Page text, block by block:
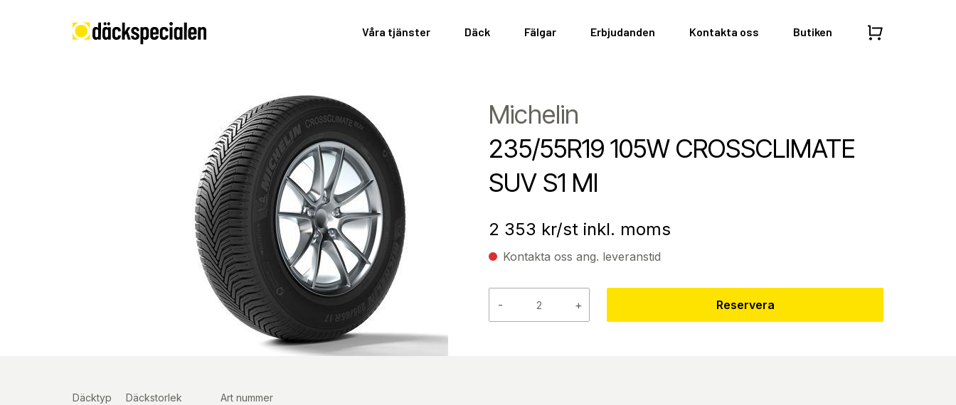
Våra tjänster Däck Fälgar Erbjudanden Kontakta oss Butiken
Michelin
235/55R19 105W CROSSCLIMATE
SUV S1 MI
2 353 kr/st inkl. moms
Kontakta oss ang. leveranstid
- + Reservera
Däcktyp Däckstorlek Art nummer